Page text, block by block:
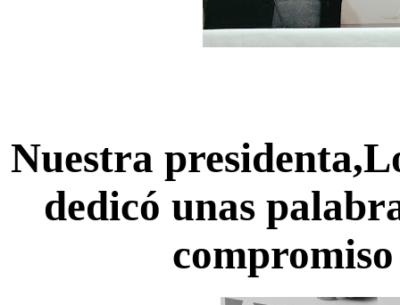
Nuestra
dedicó unas